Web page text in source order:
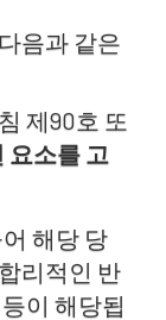
음과 같은
제90호 또
요소를 고
해당 당
리적인 반
이 해당됩